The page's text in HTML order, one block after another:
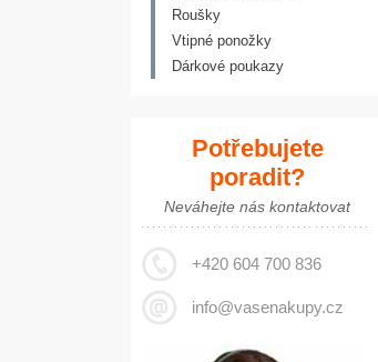
Roušky
Vtipné ponožky
Dárkové poukazy
Potřebujete
poradit?
Neváhejte nás kontaktovat
+420 604 700 836
info@vasenakupy.cz
ZHUBNĚTE A
NA TRENAŽÉRU
Cvičte doma